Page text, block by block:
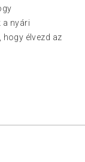
a nyári
élvezd az